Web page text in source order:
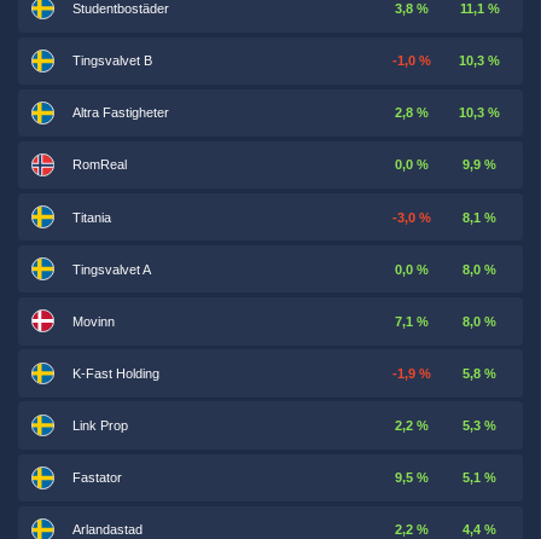
Studentbostäder 3,8 % 11,1 %
Tingsvalvet B -1,0 % 10,3 %
Altra Fastigheter 2,8 % 10,3 %
RomReal 0,0 % 9,9 %
Titania -3,0 % 8,1 %
Tingsvalvet A 0,0 % 8,0 %
Movinn 7,1 % 8,0 %
K-Fast Holding -1,9 % 5,8 %
Link Prop 2,2 % 5,3 %
Fastator 9,5 % 5,1 %
Arlandastad 2,2 % 4,4 %